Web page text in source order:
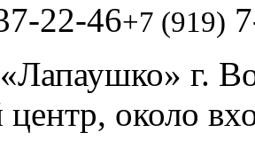
22-46+7 (919)
г.
центр, около